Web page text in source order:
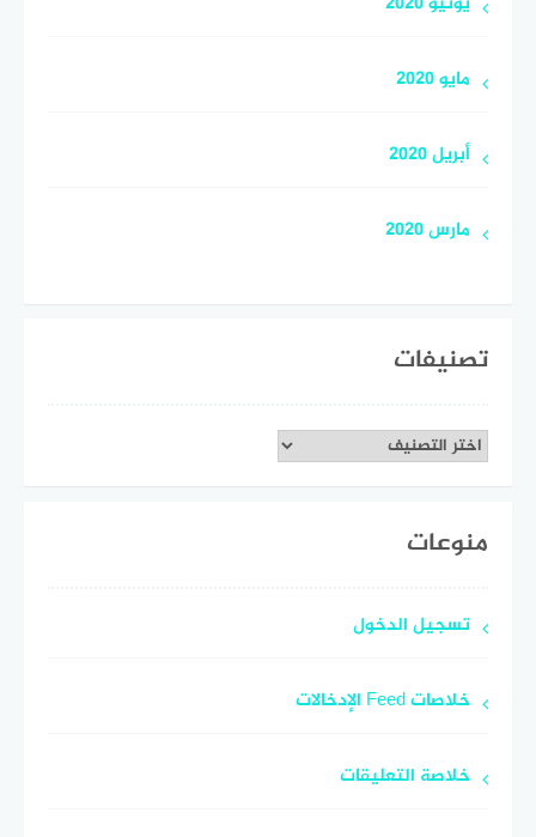
مايو 2020
أبريل 2020
مارس 2020
تصنيفات
تصنيفات
منوعات
تسجيل الدخول
خلاصات Feed الإدخالات
خلاصة التعليقات